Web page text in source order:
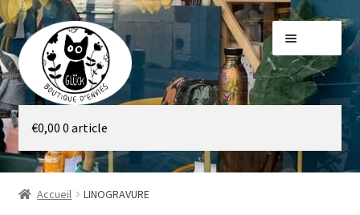
Aller
à
la
navigation
Aller
au
contenu
Galerie
Boutique
€0,00 0 article
Accueil LINOGRAVURE